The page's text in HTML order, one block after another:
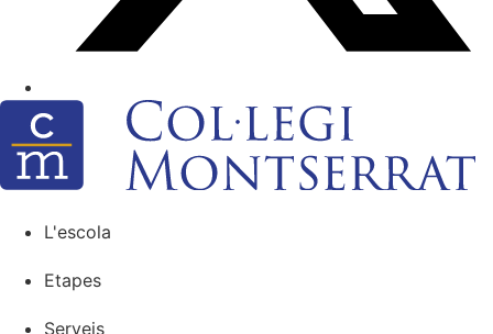
L'escola
Etapes
Serveis